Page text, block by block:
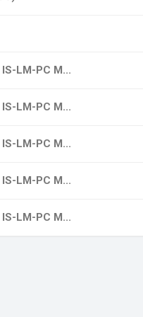
LM-PC M...
LM-PC M...
LM-PC M...
LM-PC M...
LM-PC M...